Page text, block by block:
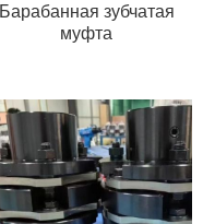
Барабанная зубчатая
муфта